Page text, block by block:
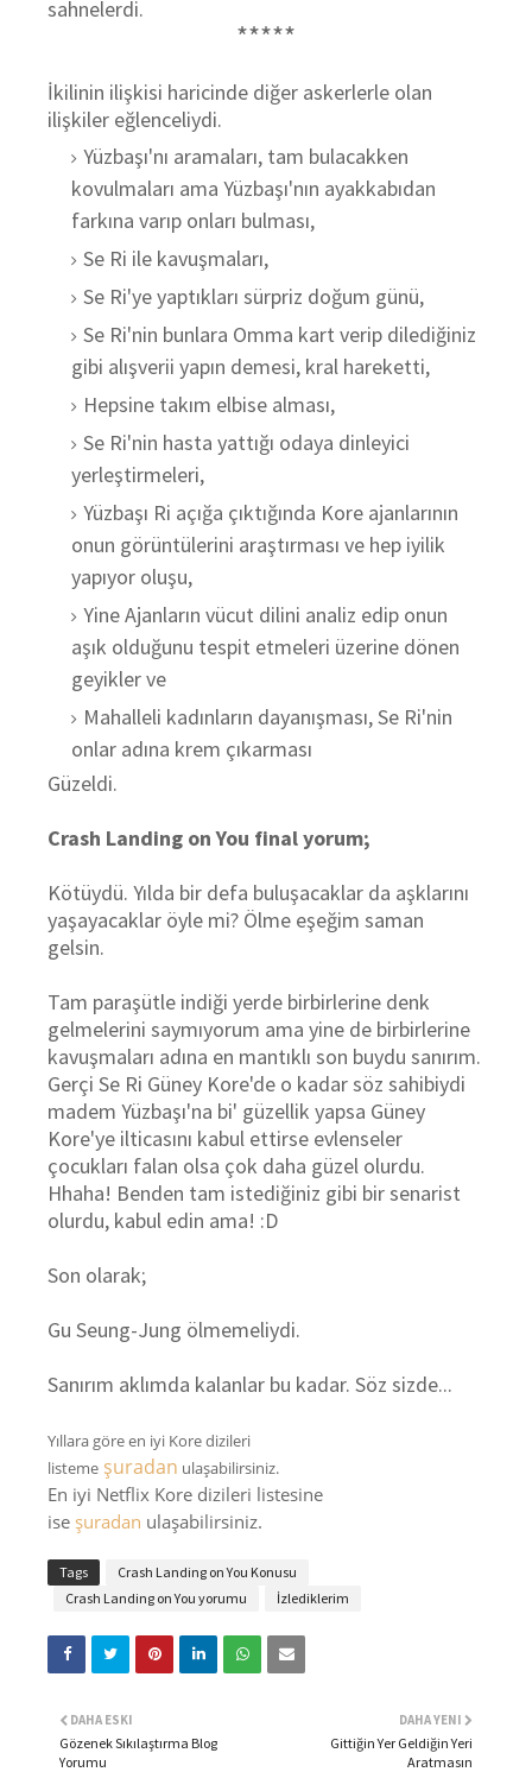
sahnelerdi.
*****
İkilinin ilişkisi haricinde diğer askerlerle olan
ilişkiler eğlenceliydi.
Yüzbaşı'nı aramaları, tam bulacakken
kovulmaları ama Yüzbaşı'nın ayakkabıdan
farkına varıp onları bulması,
Se Ri ile kavuşmaları,
Se Ri'ye yaptıkları sürpriz doğum günü,
Se Ri'nin bunlara Omma kart verip dilediğiniz
gibi alışverii yapın demesi, kral hareketti,
Hepsine takım elbise alması,
Se Ri'nin hasta yattığı odaya dinleyici
yerleştirmeleri,
Yüzbaşı Ri açığa çıktığında Kore ajanlarının
onun görüntülerini araştırması ve hep iyilik
yapıyor oluşu,
Yine Ajanların vücut dilini analiz edip onun
aşık olduğunu tespit etmeleri üzerine dönen
geyikler ve
Mahalleli kadınların dayanışması, Se Ri'nin
onlar adına krem çıkarması
Güzeldi.
Crash Landing on You final yorum;
Kötüydü. Yılda bir defa buluşacaklar da aşklarını
yaşayacaklar öyle mi? Ölme eşeğim saman
gelsin.
Tam paraşütle indiği yerde birbirlerine denk
gelmelerini saymıyorum ama yine de birbirlerine
kavuşmaları adına en mantıklı son buydu sanırım.
Gerçi Se Ri Güney Kore'de o kadar söz sahibiydi
madem Yüzbaşı'na bi' güzellik yapsa Güney
Kore'ye ilticasını kabul ettirse evlenseler
çocukları falan olsa çok daha güzel olurdu.
Hhaha! Benden tam istediğiniz gibi bir senarist
olurdu, kabul edin ama! :D
Son olarak;
Gu Seung-Jung ölmemeliydi.
Sanırım aklımda kalanlar bu kadar. Söz sizde...
Yıllara göre en iyi Kore dizileri
listeme şuradan ulaşabilirsiniz.
En iyi Netflix Kore dizileri listesine
ise şuradan ulaşabilirsiniz.
Tags
Crash Landing on You Konusu
Crash Landing on You yorumu
İzlediklerim
DAHA YENI
Gittiğin Yer Geldiğin Yeri
Aratmasın
DAHA ESKI
Gözenek Sıkılaştırma Blog
Yorumu